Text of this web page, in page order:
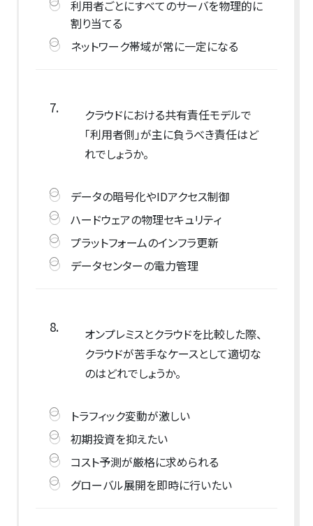
利用者ごとにすべてのサーバを物理的に
割り当てる
ネットワーク帯域が常に一定になる
7.
クラウドにおける共有責任モデルで
「利用者側」が主に負うべき責任はど
れでしょうか。
データの暗号化やIDアクセス制御
ハードウェアの物理セキュリティ
プラットフォームのインフラ更新
データセンターの電力管理
8.
オンプレミスとクラウドを比較した際、
クラウドが苦手なケースとして適切な
のはどれでしょうか。
トラフィック変動が激しい
初期投資を抑えたい
コスト予測が厳格に求められる
グローバル展開を即時に行いたい